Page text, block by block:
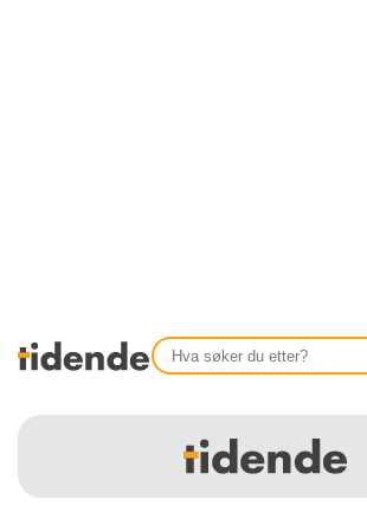
Tidligere utgaver
KONTAKT